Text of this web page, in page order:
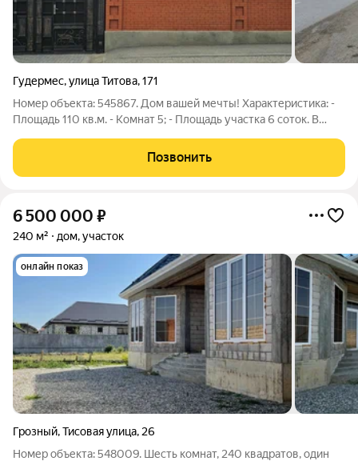
Гудермес,улица Титова,171
Номер объекта: 545867. Дом вашей мечты! Характеристика: -
Площадь 110 кв.м. - Комнат 5; - Площадь участка 6 соток. В
маркеты - Аптеки В настоящее время в доме выполнен
стандартный ремонт, что
Позвонить
6 500 000 ₽
240 м² дом, участок
онлайн показ
Грозный,Тисовая улица, 26
Номер объекта: 548009. Шесть комнат, 240 квадратов, один